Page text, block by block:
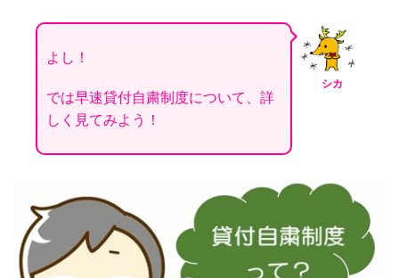
シカ
よし！
では早速貸付自粛制度について、詳
しく見てみよう！